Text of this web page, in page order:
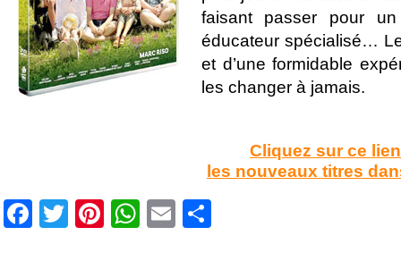
faisant passer pour
éducateur spécialisé…
et d’une formidable
les changer à jamais.
Cliquez sur ce
les nouveaux titres
Facebook
TwitterPinterest
WhatsApp
Email